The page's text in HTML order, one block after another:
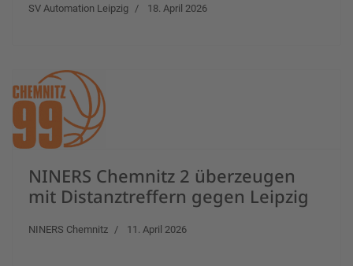
SV Automation Leipzig 18. April 2026
NINERS Chemnitz 2 überzeugen
mit Distanztreffern gegen Leipzig
NINERS Chemnitz 11. April 2026